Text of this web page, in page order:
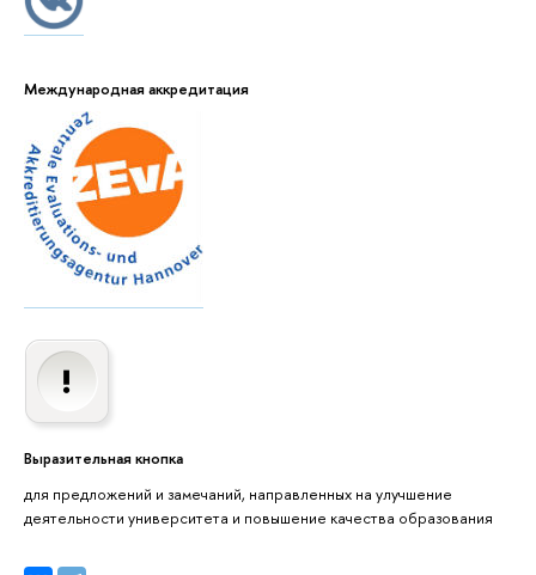
Международная аккредитация
Выразительная кнопка
для предложений и замечаний, направленных на улучшение
деятельности университета и повышение качества образования